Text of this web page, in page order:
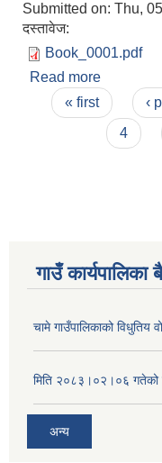
Submitted on: Thu,
दस्तावेज:
Book_0001.pdf
Read more
बैठकको
Pages
« first ‹
4
गाउँ
चामे गाउँपालिकाको
मिति २०८३।०२।०६ गतेको
अन्य